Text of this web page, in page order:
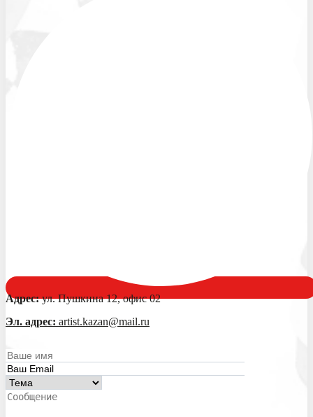
Адрес:ул. Пушкина 12, офис 02
Эл. адрес: artist.kazan@mail.ru